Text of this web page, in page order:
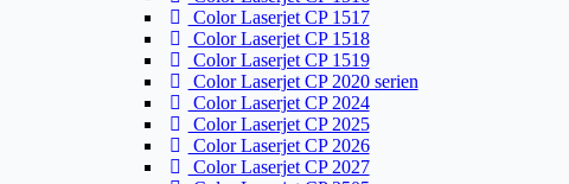
Color Laserjet CP 1517
Color Laserjet CP 1518
Color Laserjet CP 1519
Color Laserjet CP 2020 serien
Color Laserjet CP 2024
Color Laserjet CP 2025
Color Laserjet CP 2026
Color Laserjet CP 2027